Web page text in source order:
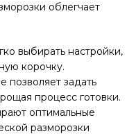
облегчает
выбирать настройки,
корочку.
позволяет задать
процесс готовки.
оптимальные
разморозки